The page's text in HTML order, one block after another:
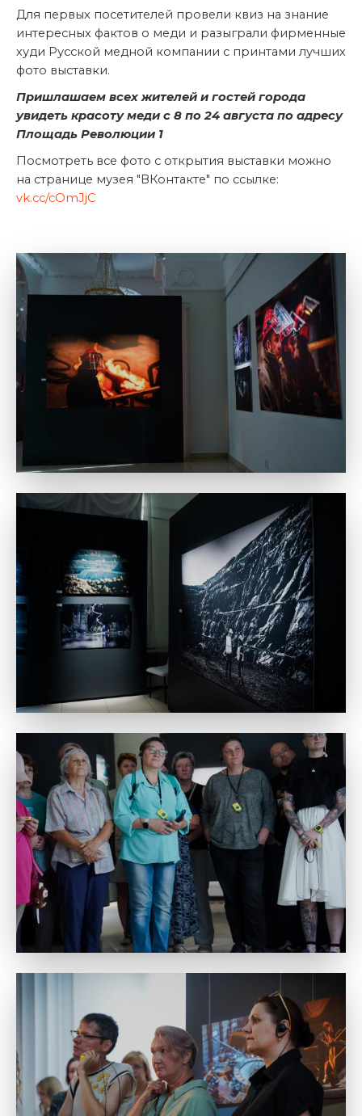
Для первых посетителей провели квиз на знание
интересных фактов о меди и разыграли фирменные
худи Русской медной компании с принтами лучших
фото выставки.
Пришлашаем всех жителей и гостей города
увидеть красоту меди с 8 по 24 августа по адресу
Площадь Революции 1
Посмотреть все фото с открытия выставки можно
на странице музея "ВКонтакте" по ссылке:
vk.cc/cOmJjC
особенно если речь идёт о крупных суммах или
корпоративных расходах. Банковский счёт
обеспечивает удобный контроль и полную
финансовую отчётность. Именно поэтому
предусмотренкредит на банковский счет,
оформляемый без лишней волокиты. Заявка
подаётся онлайн, и после автоматического
одобрения средства переводятся напрямую на
указанный IBAN. Это удобно для
форму получения займа.